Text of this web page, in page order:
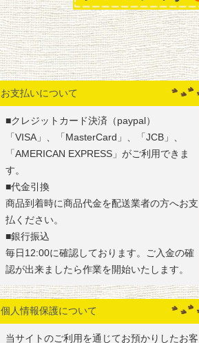
お支払いについて
■クレジットカード決済（paypal）
「VISA」、「MasterCard」、「JCB」、
「AMERICAN EXPRESS」がご利用できま
す。
■代金引換
商品到着時に商品代金を配送業者の方へお支
払ください。
■銀行振込
毎日12:00に確認しております。ご入金の確
認が出来ましたら作業を開始いたします。
個人情報保護について
当サイトのご利用を通じてお預かりしたお客